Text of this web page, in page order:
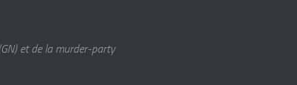
et de la murder-party